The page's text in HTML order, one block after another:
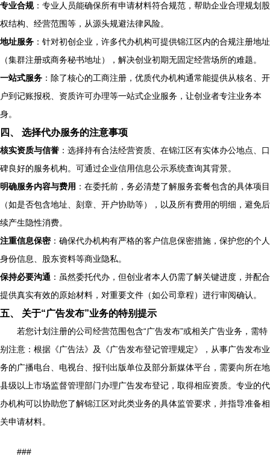
专业合规：专业人员能确保所有申请材料符合规范，帮助企业合理规划股
权结构、经营范围等，从源头规避法律风险。
地址服务 ：针对初创企业，许多代办机构可提供锦江区内的合规注册地址
（集群注册或商务秘书地址），解决创业初期无固定经营场所的难题。
一站式服务 ：除了核心的工商注册，优质代办机构通常能提供从核名、开
户到记账报税、资质许可办理等一站式企业服务，让创业者专注业务本
身。
四、 选择代办服务的注意事项
核实资质与信誉 ：选择持有合法经营资质、在锦江区有实体办公地点、口
碑良好的服务机构。可通过企业信用信息公示系统查询其背景。
明确服务内容与费用 ：在委托前，务必清楚了解服务套餐包含的具体项目
（如是否包含地址、刻章、开户协助等），以及所有费用的明细，避免后
续产生隐性消费。
注重信息保密：确保代办机构有严格的客户信息保密措施，保护您的个人
身份信息、股东资料等商业隐私。
保持必要沟通 ：虽然委托代办，但创业者本人仍需了解关键进度，并配合
提供真实有效的原始材料，对重要文件（如公司章程）进行审阅确认。
五、 关于“广告发布”业务的特别提示
若您计划注册的公司经营范围包含“广告发布”或相关广告业务，需特
别注意：根据《广告法》及《广告发布登记管理规定》，从事广告发布业
务的广播电台、电视台、报刊出版单位及部分新媒体平台，需要向所在地
县级以上市场监督管理部门办理广告发布登记，取得相应资质。专业的代
办机构可以协助您了解锦江区对此类业务的具体监管要求，并指导准备相
关申请材料。
###